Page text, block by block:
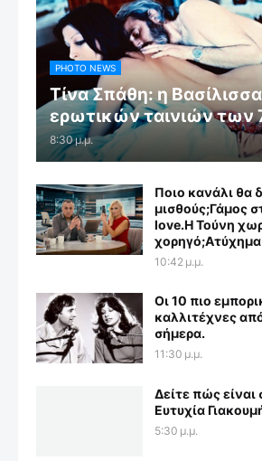
PHOTO NEWS
Τίνα Σπάθη: η
ερωτικών ταινιών των
8:30 μ.μ.
Ποιο κανάλι θα
μισθούς;Γάμος
love.Η Τούνη
10:42 μ.μ.
Οι 10 πιο
καλλιτέχνες
σήμερα.
11:30 μ.μ.
Δείτε πώς είναι
Ευτυχία
5:30 μ.μ.